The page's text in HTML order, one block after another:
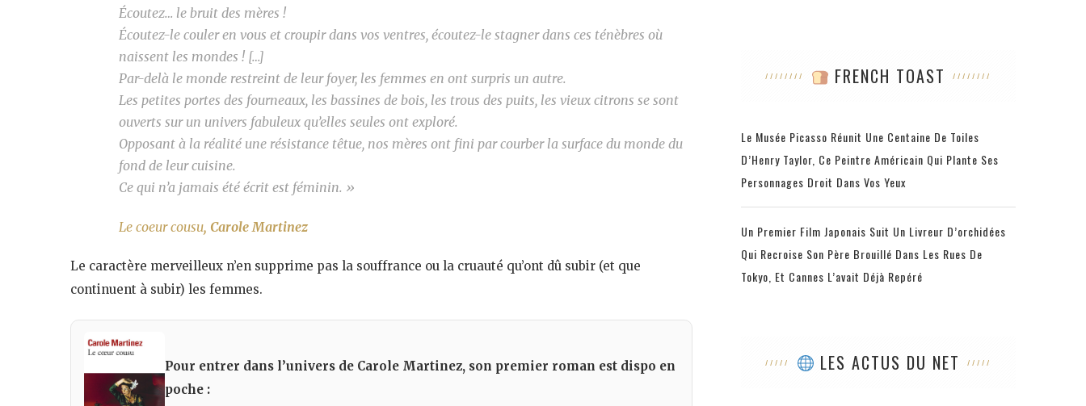
Écoutez… le bruit des mères !
Écoutez-le couler en vous et croupir dans vos ventres, écoutez-le stagner dans ces ténèbres où
naissent les mondes ! […]
Par-delà le monde restreint de leur foyer, les femmes en ont surpris un autre.
Les petites portes des fourneaux, les bassines de bois, les trous des puits, les vieux citrons se sont
ouverts sur un univers fabuleux qu’elles seules ont exploré.
Opposant à la réalité une résistance têtue, nos mères ont fini par courber la surface du monde du
fond de leur cuisine.
Ce qui n’a jamais été écrit est féminin. »
Le coeur cousu, Carole Martinez
Le caractère merveilleux n’en supprime pas la souffrance ou la cruauté qu’ont dû subir (et que
continuent à subir) les femmes.
Pour entrer dans l’univers de Carole Martinez, son premier roman est dispo en
poche :
FRENCH TOAST
Le Musée Picasso Réunit Une Centaine De Toiles
D’Henry Taylor, Ce Peintre Américain Qui Plante Ses
Personnages Droit Dans Vos Yeux
Un Premier Film Japonais Suit Un Livreur D’orchidées
Qui Recroise Son Père Brouillé Dans Les Rues De
Tokyo, Et Cannes L’avait Déjà Repéré
LES ACTUS DU NET